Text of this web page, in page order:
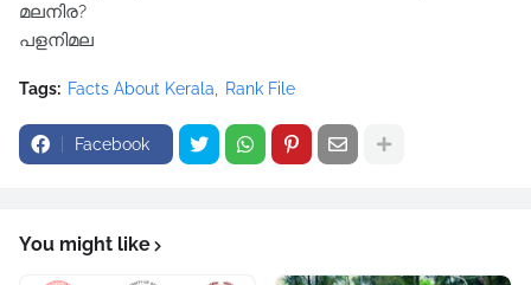
മലനിര?
പളനിമല
Tags: Facts About Kerala Rank File
Facebook
You might like